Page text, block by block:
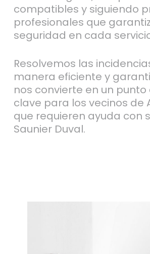
compatibles y siguiendo
profesionales que
seguridad en cada
Resolvemos las
manera eficiente y
nos convierte en un
clave para los vecinos de
que requieren ayuda con
Saunier Duval.